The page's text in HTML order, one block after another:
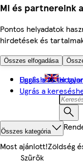
Mi és partnereink
Pontos helyadatok
hirdetések és
Összes elfogadása
Ugrás a fő
Ugrás a
English
Összes kategória
Most ajánlott!Zöldség